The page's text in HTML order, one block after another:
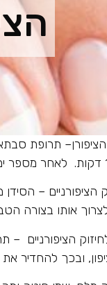
הציפורן– תרופת
הציפורניים –
אותו בצורה
הציפורניים
ובכך להחדיר את